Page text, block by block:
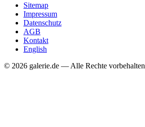
Sitemap
Impressum
Datenschutz
AGB
Kontakt
English
© 2026 galerie.de — Alle Rechte vorbehalten